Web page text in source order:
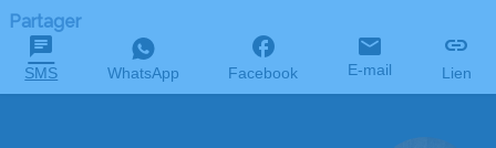
Partager
SMS WhatsApp Facebook E-mail Lien